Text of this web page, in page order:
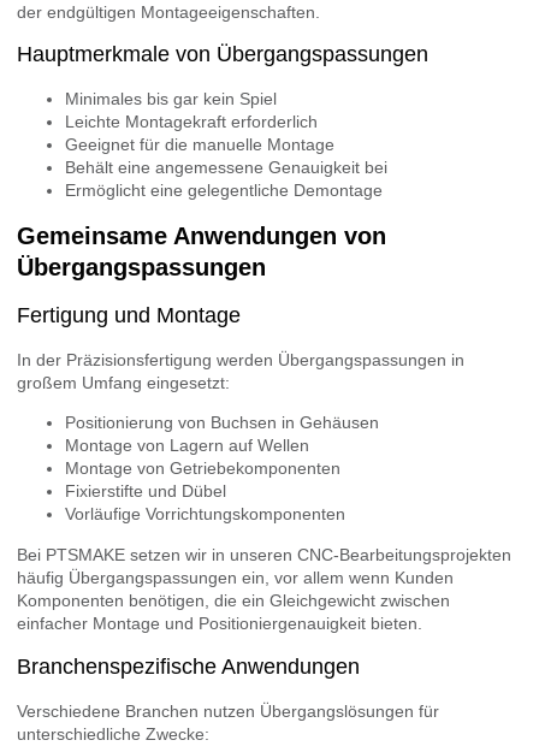
der endgültigen Montageeigenschaften.
Hauptmerkmale von Übergangspassungen
Minimales bis gar kein Spiel
Leichte Montagekraft erforderlich
Geeignet für die manuelle Montage
Behält eine angemessene Genauigkeit bei
Ermöglicht eine gelegentliche Demontage
Gemeinsame Anwendungen von
Übergangspassungen
Fertigung und Montage
In der Präzisionsfertigung werden Übergangspassungen in
großem Umfang eingesetzt:
Positionierung von Buchsen in Gehäusen
Montage von Lagern auf Wellen
Montage von Getriebekomponenten
Fixierstifte und Dübel
Vorläufige Vorrichtungskomponenten
Bei PTSMAKE setzen wir in unseren CNC-Bearbeitungsprojekten
häufig Übergangspassungen ein, vor allem wenn Kunden
Komponenten benötigen, die ein Gleichgewicht zwischen
einfacher Montage und Positioniergenauigkeit bieten.
Branchenspezifische Anwendungen
Verschiedene Branchen nutzen Übergangslösungen für
unterschiedliche Zwecke: